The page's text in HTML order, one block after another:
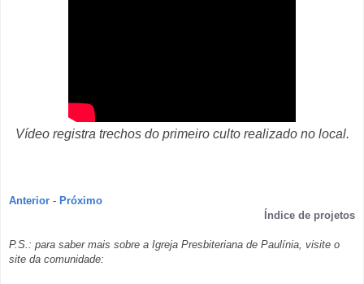
Vídeo registra trechos do primeiro culto realizado no local.
Anterior - Próximo
Índice de projetos
P.S.: para saber mais sobre a Igreja Presbiteriana de Paulínia, visite o
site da comunidade: